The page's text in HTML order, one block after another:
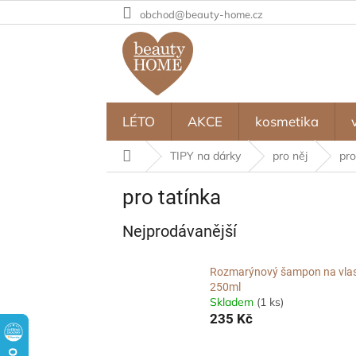
na
obchod@beauty-home.cz
LÉTO AKCE kosmetika
Domů TIPY na dárky pro něj
pro tatínka
Nejprodávanější
Rozmarýnový šampon na
250ml
Skladem (1 ks)
235 Kč